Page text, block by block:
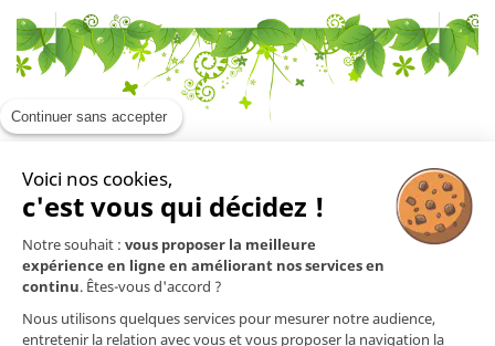
Continuer sans accepter
Voici nos cookies,
c'est vous qui décidez !
Notre souhait : vous proposer la meilleure
expérience en ligne en améliorant nos services en
continu. Êtes-vous d'accord ?
Nous utilisons quelques services pour mesurer notre audience,
entretenir la relation avec vous et vous proposer la navigation la
En savoir plus 
Mentions légales
Nos produits